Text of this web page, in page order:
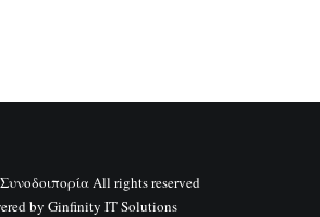
All rights reserved
by Ginfinity IT Solutions